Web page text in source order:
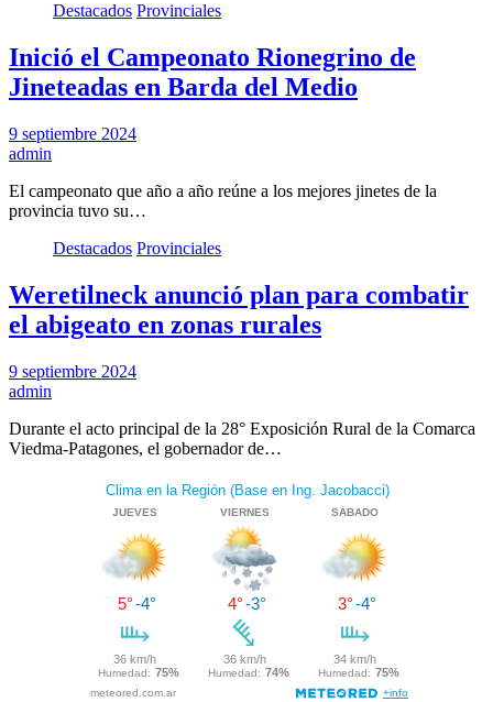
Destacados Provinciales
Inició el Campeonato Rionegrino de
Jineteadas en Barda del Medio
9 septiembre 2024
admin
El campeonato que año a año reúne a los mejores jinetes de la
provincia tuvo su…
Destacados Provinciales
Weretilneck anunció plan para combatir
el abigeato en zonas rurales
9 septiembre 2024
admin
Durante el acto principal de la 28° Exposición Rural de la Comarca
Viedma-Patagones, el gobernador de…